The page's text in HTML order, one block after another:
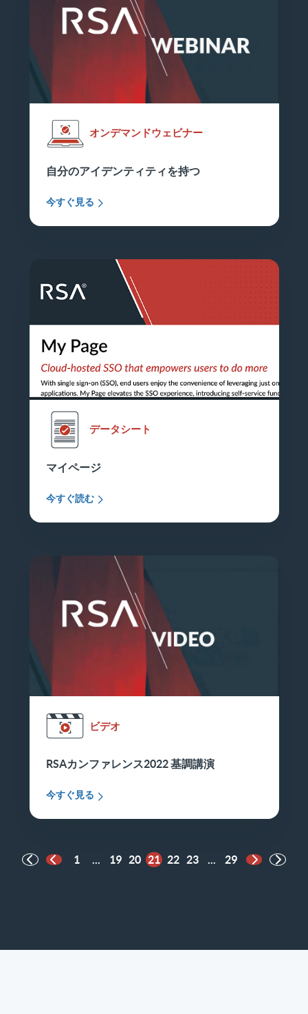
オンデマンドウェビナー
自分のアイデンティティを持つ
今すぐ見る
データシート
マイページ
今すぐ読む
ビデオ
RSAカンファレンス2022 基調講演
今すぐ見る
前のページ
1 ... 19 20 21 22 23 ... 29
次のページ